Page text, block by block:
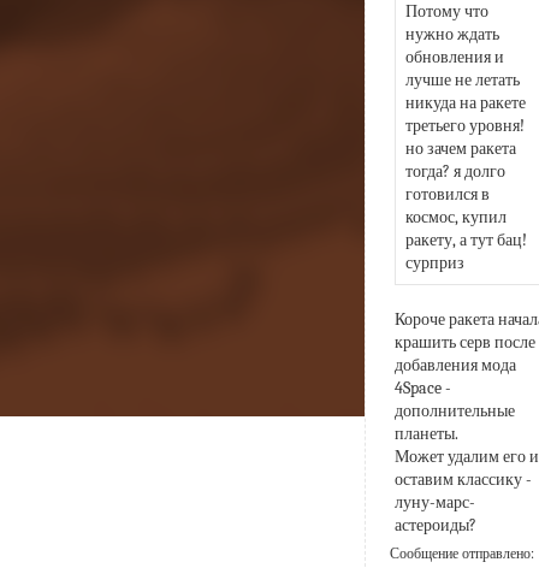
Потому что
нужно ждать
обновления и
лучше не летать
никуда на ракете
третьего уровня!
но зачем ракета
тогда? я долго
готовился в
космос, купил
ракету, а тут бац!
сурприз
Короче ракета
крашить серв после
добавления мода
4Space -
дополнительные
планеты.
Может удалим его и
оставим классику -
луну-марс-
астероиды?
Сообщение отправлено: